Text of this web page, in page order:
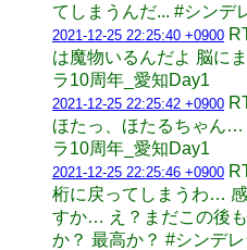
てしまうんだ... #シンデ
2021-12-25 22:25:40 +0900
は魔物いるんだよ 脳に
ラ10周年_愛知Day1
2021-12-25 22:25:42 +0900
ほたっ、ほたるちゃん
ラ10周年_愛知Day1
2021-12-25 22:25:46 +0900
桁に戻ってしまうわ…
すか… え？まだこの後
か？ 最高か？ #シンデ